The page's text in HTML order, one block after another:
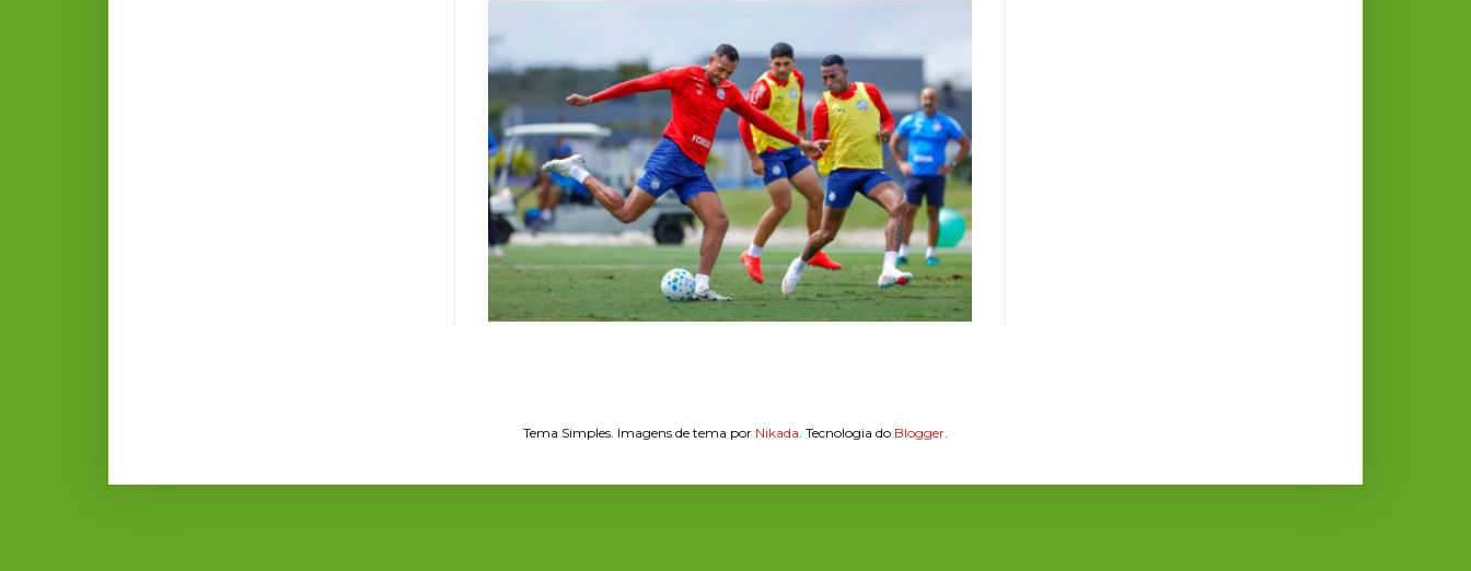
Tema Simples. Imagens de tema por Nikada. Tecnologia do Blogger.